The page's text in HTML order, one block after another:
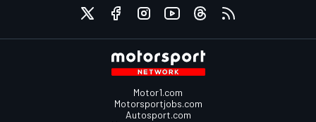
Motor1.com
Motorsportjobs.com
Autosport.com